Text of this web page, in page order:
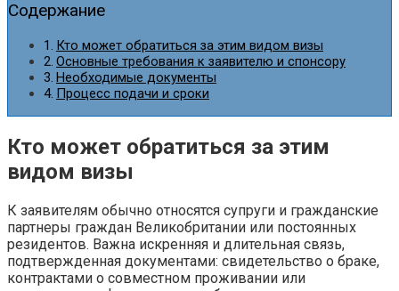
Содержание
Кто может обратиться за этим видом визы
Основные требования к заявителю и спонсору
Необходимые документы
Процесс подачи и сроки
Кто может обратиться за этим
видом визы
К заявителям обычно относятся супруги и гражданские
партнеры граждан Великобритании или постоянных
резидентов. Важна искренняя и длительная связь,
подтвержденная документами: свидетельство о браке,
контрактами о совместном проживании или